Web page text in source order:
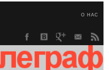
О НАС